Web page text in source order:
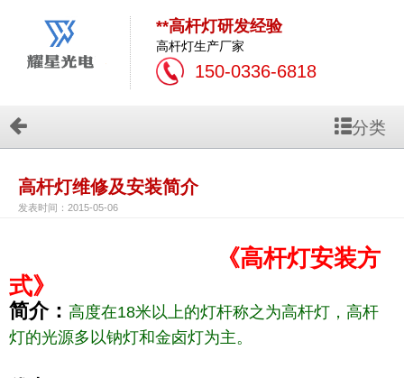
**高杆灯研发经验
高杆灯生产厂家
150-0336-6818
分类
高杆灯维修及安装简介
发表时间：2015-05-06
《高杆灯安装方
式》
简介： 高度在18米以上的灯杆称之为高杆灯，高杆
灯的光源多以钠灯和金卤灯为主。